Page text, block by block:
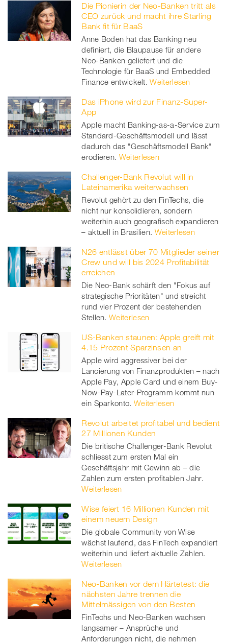
Die Pionierin der Neo-Banken tritt als
CEO zurück und macht ihre Starling
Bank fit für BaaS
Anne Boden hat das Banking neu
definiert, die Blaupause für andere
Neo-Banken geliefert und die
Technologie für BaaS und Embedded
Finance entwickelt. Weiterlesen
Das iPhone wird zur Finanz-Super-
App
Apple macht Banking-as-a-Service zum
Standard-Geschäftsmodell und lässt
dadurch das "Geschäftsmodell Bank"
erodieren. Weiterlesen
Challenger-Bank Revolut will in
Lateinamerika weiterwachsen
Revolut gehört zu den FinTechs, die
nicht nur konsolidieren, sondern
weiterhin auch geografisch expandieren
– aktuell in Brasilien. Weiterlesen
N26 entlässt über 70 Mitglieder seiner
Crew und will bis 2024 Profitabilität
erreichen
Die Neo-Bank schärft den "Fokus auf
strategische Prioritäten" und streicht
rund vier Prozent der bestehenden
Stellen. Weiterlesen
US-Banken staunen: Apple greift mit
4.15 Prozent Sparzinsen an
Apple wird aggressiver bei der
Lancierung von Finanzprodukten – nach
Apple Pay, Apple Card und einem Buy-
Now-Pay-Later-Programm kommt nun
ein Sparkonto. Weiterlesen
Revolut arbeitet profitabel und bedient
27 Millionen Kunden
Die britische Challenger-Bank Revolut
schliesst zum ersten Mal ein
Geschäftsjahr mit Gewinn ab – die
Zahlen zum ersten profitablen Jahr.
Weiterlesen
Wise feiert 16 Millionen Kunden mit
einem neuem Design
Die globale Community von Wise
wächst laufend, das FinTech expandiert
weiterhin und liefert aktuelle Zahlen.
Weiterlesen
Neo-Banken vor dem Härtetest: die
nächsten Jahre trennen die
Mittelmässigen von den Besten
FinTechs und Neo-Banken wachsen
langsamer – Ansprüche und
Anforderungen nicht, die nehmen